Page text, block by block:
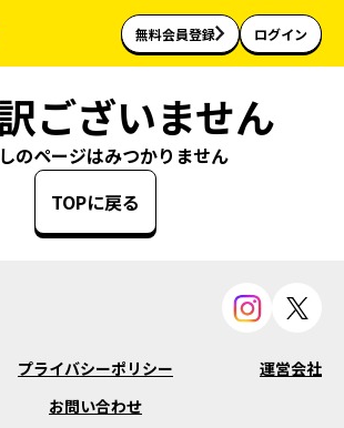
無料会員登録 ログイン
ございません
のページはみつかりません
TOPに戻る
プライバシーポリシー
運営会社
お問い合わせ